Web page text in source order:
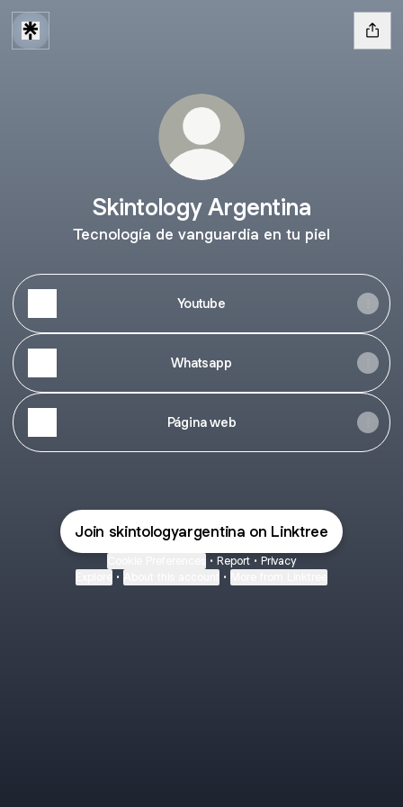
Skintology Argentina
Tecnología de vanguardia en tu piel
Youtube
Whatsapp
Página web
Join skintologyargentina on Linktree
• Report • Privacy
• •